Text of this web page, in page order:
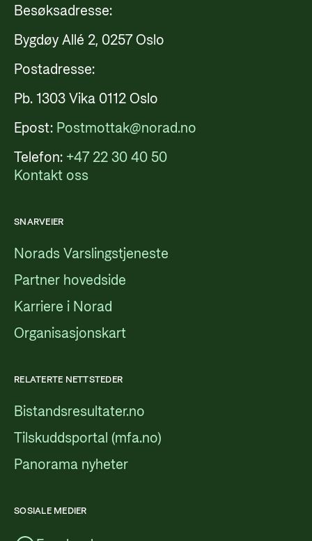
Besøksadresse:
Bygdøy Allé 2, 0257 Oslo
Postadresse:
Pb. 1303 Vika 0112 Oslo
Epost: Postmottak@norad.no
Telefon: +47 22 30 40 50
Kontakt oss
SNARVEIER
Norads Varslingstjeneste
Partner hovedside
Karriere i Norad
Organisasjonskart
RELATERTE NETTSTEDER
Bistandsresultater.no
Tilskuddsportal (mfa.no)
Panorama nyheter
SOSIALE MEDIER